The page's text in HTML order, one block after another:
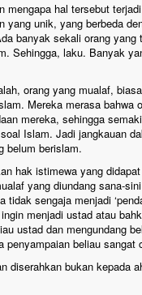
mengapa hal tersebut
yang unik, yang berbeda
banyak sekali orang
Sehingga, laku. Banyak
orang yang mualaf,
Mereka merasa
mereka, sehingga
Islam. Jadi jangkauan
belum berislam.
hak istimewa yang
yang diundang sana-
tidak sengaja menjadi
menjadi ustad atau
ustad dan mengundang
penyampaian beliau
diserahkan bukan kepada